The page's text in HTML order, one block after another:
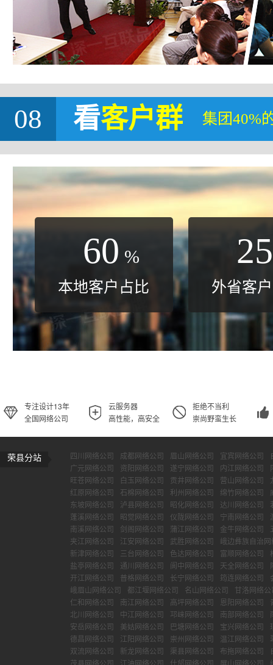
08 看客户群 集团40%
60 %
本地客户占比
25
外省客
专注设计13年
全国网络公司
云服务器
高性能，高安全
拒绝不当利
崇尚野蛮生长
荣县分站 四川网络公司 成都网络公司 眉山网络公司 宜宾网络公司
广元网络公司
资阳网络公司 遂宁网络公司 内江网络公司
旺苍网络公司
白玉网络公司 贡井网络公司 营山网络公司
红原网络公司
石棉网络公司 利州网络公司 绵竹网络公司
东坡网络公司
泸县网络公司 昭化网络公司 达川网络公司
蓬溪网络公司
昭觉网络公司 仪陇网络公司 宁南网络公司
南溪网络公司
剑阁网络公司 蒲江网络公司 金牛网络公司
夹江网络公司
江安网络公司 武胜网络公司
峨边彝族自治网
新津网络公司
三台网络公司 色达网络公司 富顺网络公司
盐亭网络公司
通川网络公司 阆中网络公司 天全网络公司
开江网络公司
普格网络公司 长宁网络公司 筠连网络公司
峨眉山网络公司
都江堰网络公司 名山网络公司
甘洛网络公
仁和网络公司
南江网络公司 高坪网络公司 恩阳网络公司
北川网络公司
中江网络公司 邛崃网络公司 南部网络公司
安岳网络公司
美姑网络公司 巴塘网络公司 宝兴网络公司
德昌网络公司
江阳网络公司 崇州网络公司 温江网络公司
双流网络公司
新龙网络公司 渠县网络公司 布拖网络公司